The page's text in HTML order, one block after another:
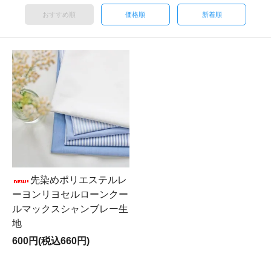
おすすめ順 価格順 新着順
先染めポリエステルレ
ーヨンリヨセルローンクー
ルマックスシャンブレー生
地
600円(税込660円)